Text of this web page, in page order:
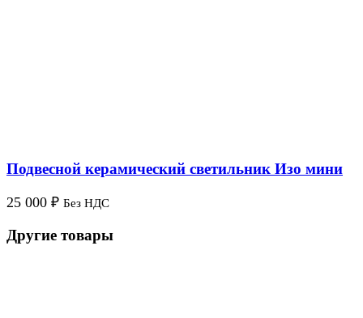
Подвесной керамический светильник Изо мини
25 000 ₽ Без НДС
Другие товары